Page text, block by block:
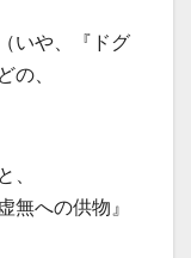
いや、『ドグ
の、
、
無への供物』